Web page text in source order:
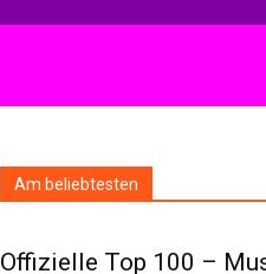
Am beliebtesten
Offizielle Top 100 –